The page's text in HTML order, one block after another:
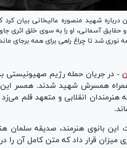
درباره شهید منصوره عالیخانی بیان
حقایق آسمانی، او را به سوی خلق اثری
نوری شد تا چراغ راهی برای همه برجای
-
همسرش شهید شدند. همسر این
هنرمندان انقلابی و متعهد قلم
بانوی هنرمند، صدیقه سلمان
میزان قرار داد که متن کامل آن را